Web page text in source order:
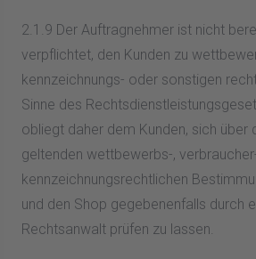
2.1.9 Der Auftragnehmer ist nicht
verpflichtet, den Kunden zu
kennzeichnungs- oder sonstigen
Sinne des
obliegt daher dem Kunden, sich über
geltenden wettbewerbs-,
kennzeichnungsrechtlichen
und den Shop gegebenenfalls durch
Rechtsanwalt prüfen zu lassen.